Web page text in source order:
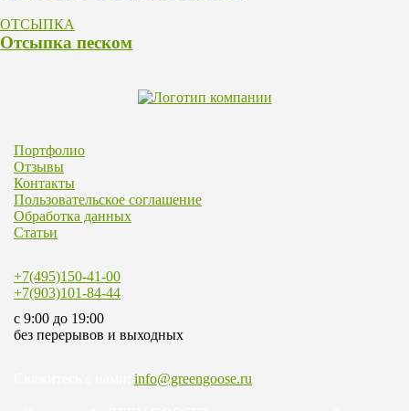
ОТСЫПКА
Отсыпка песком
Портфолио
Отзывы
Контакты
Пользовательское соглашение
Обработка данных
Статьи
+7(495)150-41-00
+7(903)101-84-44
c 9:00 до 19:00
без перерывов и выходных
info@greengoose.ru